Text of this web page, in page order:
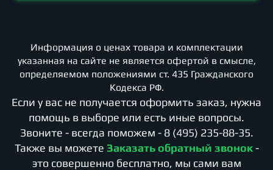
Информация о ценах товара и комплектации
указанная на сайте не является офертой в смысле,
определяемом положениями ст. 435 Гражданского
Кодекса РФ.
Если у вас не получается оформить заказ, нужна
помощь в выборе или есть иные вопросы.
Звоните - всегда поможем - 8 (495) 235-88-35.
Также вы можете Заказать обратный звонок -
это совершенно бесплатно, мы сами вам